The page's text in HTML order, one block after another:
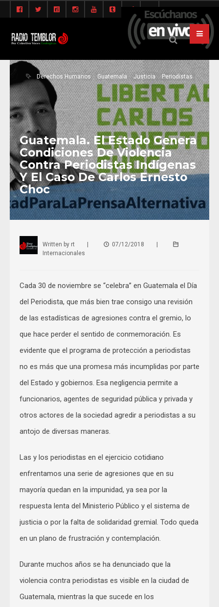
Derechos Humanos Guatemala Justicia Periodistas
Guatemala. El Estado Genera
Condiciones De Violencia
Contra Periodistas Indígenas
Y El Caso De Carlos Ernesto
Choc
Written by rt | 07/12/2018
|
Internacionales
Cada 30 de noviembre se “celebra” en Guatemala el Día
del Periodista, que más bien trae consigo una revisión
de las estadísticas de agresiones contra el gremio, lo
que hace perder el sentido de conmemoración. Es
evidente que el programa de protección a periodistas
no es más que una promesa más incumplidas por parte
del Estado y gobiernos. Esa negligencia permite a
funcionarios, agentes de seguridad pública y privada y
otros actores de la sociedad agredir a periodistas a su
antojo de diversas maneras.
Las y los periodistas en el ejercicio cotidiano
enfrentamos una serie de agresiones que en su
mayoría quedan en la impunidad, ya sea por la
respuesta lenta del Ministerio Público y el sistema de
justicia o por la falta de solidaridad gremial. Todo queda
en un plano de frustración y contemplación.
Durante muchos años se ha denunciado que la
violencia contra periodistas es visible en la ciudad de
Guatemala, mientras la que sucede en los